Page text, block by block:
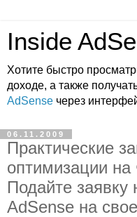
Inside
Хотите быстро
доходе, а также
AdSense через
06.11.2009
Практические
оптимизации
Подайте
AdSense на